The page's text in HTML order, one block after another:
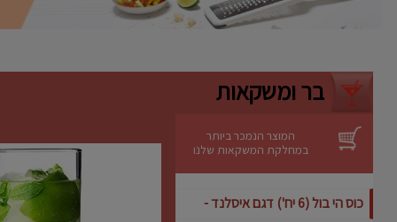
ניקוי קל– ניתן לשטיפה ידנית מהירה.
רגישים.
מבטיחה תוצאה מקצועית גם באפייה
ביתית.
בר ומשקאות
המוצר הנמכר ביותר
במחלקת המשקאות שלנו
כוס הי בול (6 יח') דגם איסלנד -